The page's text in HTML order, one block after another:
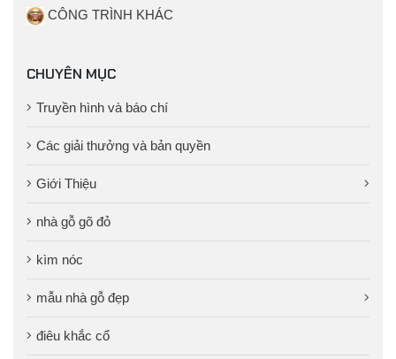
CÔNG TRÌNH KHÁC
CHUYÊN MỤC
Truyền hình và báo chí
Các giải thưởng và bản quyền
Giới Thiệu
nhà gỗ gõ đỏ
kìm nóc
mẫu nhà gỗ đẹp
điêu khắc cổ